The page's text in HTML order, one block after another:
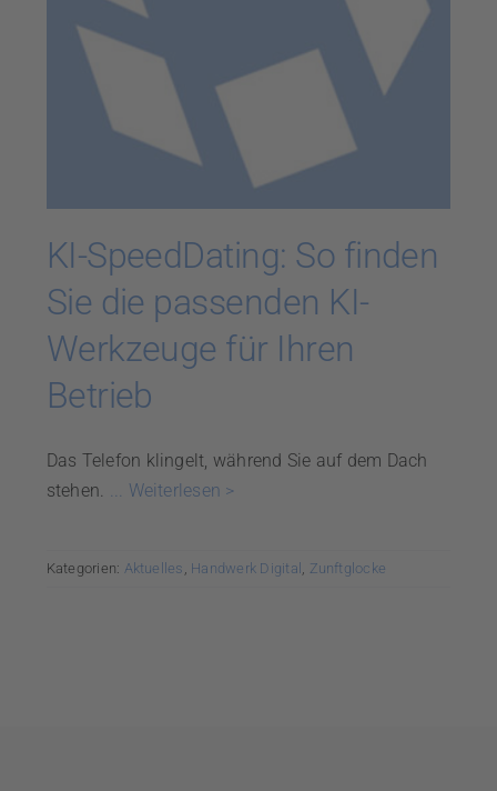
KI-SpeedDating: So finden
Sie die passenden KI-
Werkzeuge für Ihren
Betrieb
Das Telefon klingelt, während Sie auf dem Dach
stehen. ... Weiterlesen >
Kategorien: Aktuelles , Handwerk Digital , Zunftglocke